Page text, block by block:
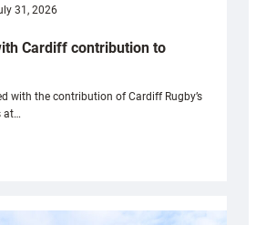
31, 2026
Cardiff contribution to
with the contribution of Cardiff Rugby’s
at…